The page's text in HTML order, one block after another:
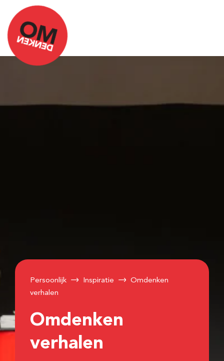
Persoonlijk Inspiratie
Omdenken
verhalen
Omdenken
verhalen